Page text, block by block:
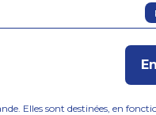
Elles sont destinées, en